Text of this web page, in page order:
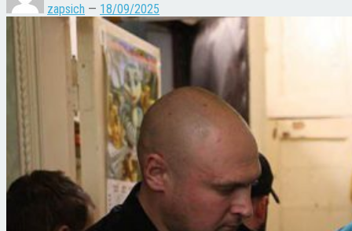
zapsich — 18/09/2025